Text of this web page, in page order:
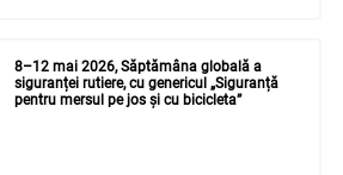
8–12 mai 2026, Săptămâna globală a
siguranței rutiere, cu genericul „Siguranță
pentru mersul pe jos și cu bicicleta”